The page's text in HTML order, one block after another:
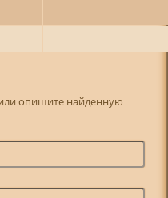
опишите найденную